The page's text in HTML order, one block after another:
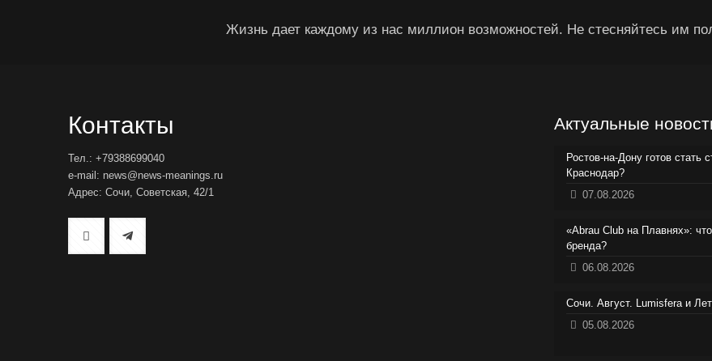
Жизнь дает каждому из нас миллион возможностей. Не стесняйтесь им
Контакты
Тел.: +79388699040
e-mail: news@news-meanings.ru
Адрес: Сочи, Советская, 42/1
Актуальные
Ростов-на-Дону готов стать
Краснодар?
07.08.2026
«Abrau Club на Плавнях»:
бренда?
06.08.2026
Сочи. Август. Lumisfera и
05.08.2026